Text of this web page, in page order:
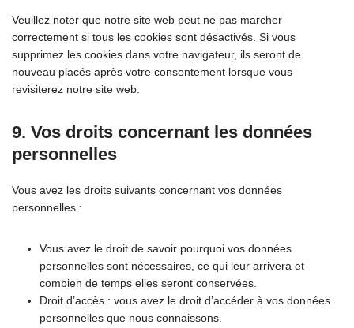
Veuillez noter que notre site web peut ne pas marcher
correctement si tous les cookies sont désactivés. Si vous
supprimez les cookies dans votre navigateur, ils seront de
nouveau placés après votre consentement lorsque vous
revisiterez notre site web.
9. Vos droits concernant les données
personnelles
Vous avez les droits suivants concernant vos données
personnelles :
Vous avez le droit de savoir pourquoi vos données
personnelles sont nécessaires, ce qui leur arrivera et
combien de temps elles seront conservées.
Droit d’accès : vous avez le droit d’accéder à vos données
personnelles que nous connaissons.